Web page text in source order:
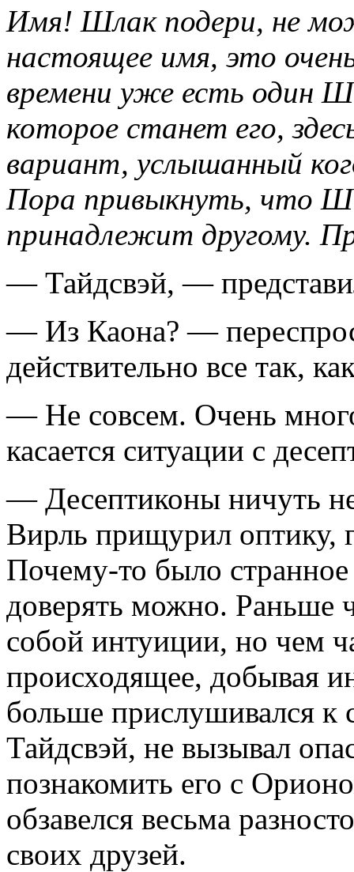
Имя! Шлак подери, не
настоящее имя, это
времени уже есть один
которое станет его,
вариант, услышанный
Пора привыкнуть, что
принадлежит другому.
— Тайдсвэй, —
— Из Каона? —
действительно все так,
— Не совсем. Очень
касается ситуации с
— Десептиконы ничуть
Вирль прищурил оптику,
Почему-то было странное
доверять можно. Раньше
собой интуиции, но чем
происходящее, добывая
больше прислушивался к
Тайдсвэй, не вызывал
познакомить его с
обзавелся весьма
своих друзей.